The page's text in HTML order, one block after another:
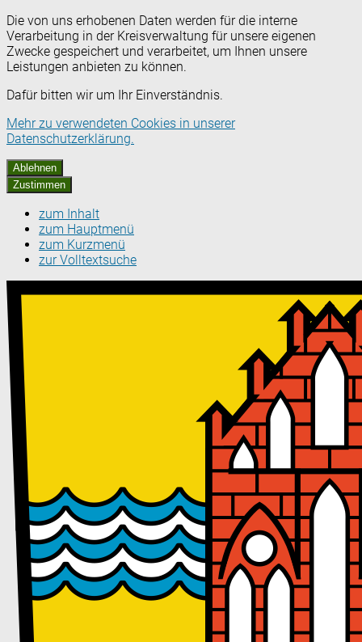
Die von uns erhobenen Daten werden für die interne
Verarbeitung in der Kreisverwaltung für unsere eigenen
Zwecke gespeichert und verarbeitet, um Ihnen unsere
Leistungen anbieten zu können.
Dafür bitten wir um Ihr Einverständnis.
Mehr zu verwendeten Cookies in unserer
Datenschutzerklärung.
Ablehnen
Zustimmen
zum Inhalt
zum Hauptmenü
zum Kurzmenü
zur Volltextsuche